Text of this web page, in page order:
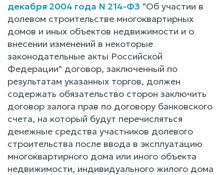
декабря 2004 года N 214-ФЗ "Об участии в
долевом строительстве многоквартирных
домов и иных объектов недвижимости и о
внесении изменений в некоторые
законодательные акты Российской
Федерации" договор, заключенный по
результатам указанных торгов, должен
содержать обязательство сторон заключить
договор залога прав по договору банковского
счета, на который будут перечисляться
денежные средства участников долевого
строительства после ввода в эксплуатацию
многоквартирного дома или иного объекта
недвижимости, индивидуального жилого дома